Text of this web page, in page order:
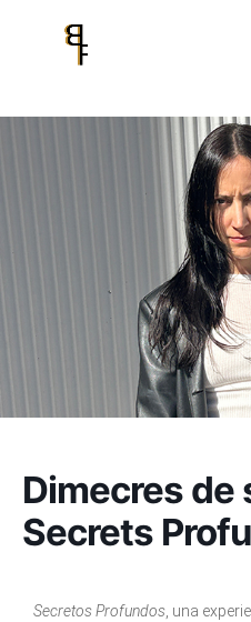
Dimecres de
Secrets
Secretos Profundos , una